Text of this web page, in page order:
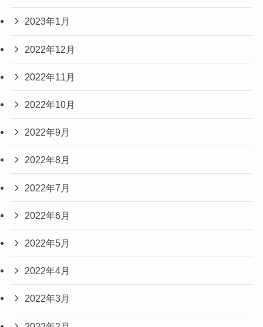
2023年1月
2022年12月
2022年11月
2022年10月
2022年9月
2022年8月
2022年7月
2022年6月
2022年5月
2022年4月
2022年3月